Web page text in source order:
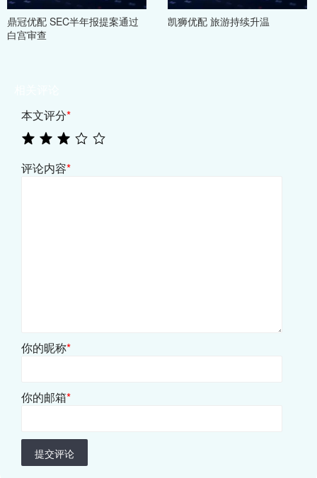
鼎冠优配 SEC半年报提案通过
白宫审查
凯狮优配 旅游持续升温
本文评分*
评论内容*
你的昵称*
你的邮箱*
提交评论